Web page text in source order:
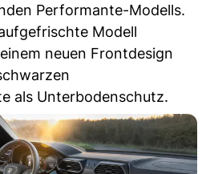
Performante-Modells.
Modell
neuen Frontdesign
als Unterbodenschutz.